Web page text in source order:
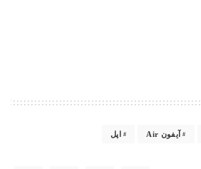
آیفون Air اپل